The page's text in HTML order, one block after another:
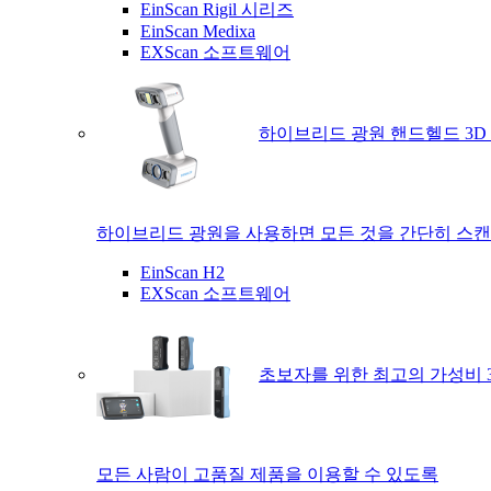
EinScan Rigil 시리즈
EinScan Medixa
EXScan 소프트웨어
하이브리드 광원 핸드헬드 3D
하이브리드 광원을 사용하면 모든 것을 간단히 스
EinScan H2
EXScan 소프트웨어
초보자를 위한 최고의 가성비
모든 사람이 고품질 제품을 이용할 수 있도록